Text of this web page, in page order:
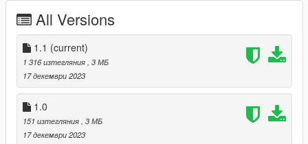
this forum post (https://forum.cfx.re/t/how-to-streaming-new-
hairstyles-for-characters-step-by-step-for-dummies/1048980) /
(https://forum.cfx.re/t/how-to-stream-custom-clothes/167805)
・ Conversion "Lazy_Eyelids" TS4.
Lazy_Eyelids
・ Converted by despair mods.
All Versions
1.1 (current)
1 316 изтегляния , 3 МБ
17 декември 2023
1.0
151 изтегляния , 3 МБ
17 декември 2023